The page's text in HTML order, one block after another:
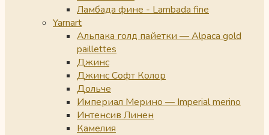
Ламбада фине - Lambada fine
Yarnart
Альпака голд пайетки — Alpaca gold
paillettes
Джинс
Джинс Софт Колор
Дольче
Империал Мерино — Imperial merino
Интенсив Линен
Камелия